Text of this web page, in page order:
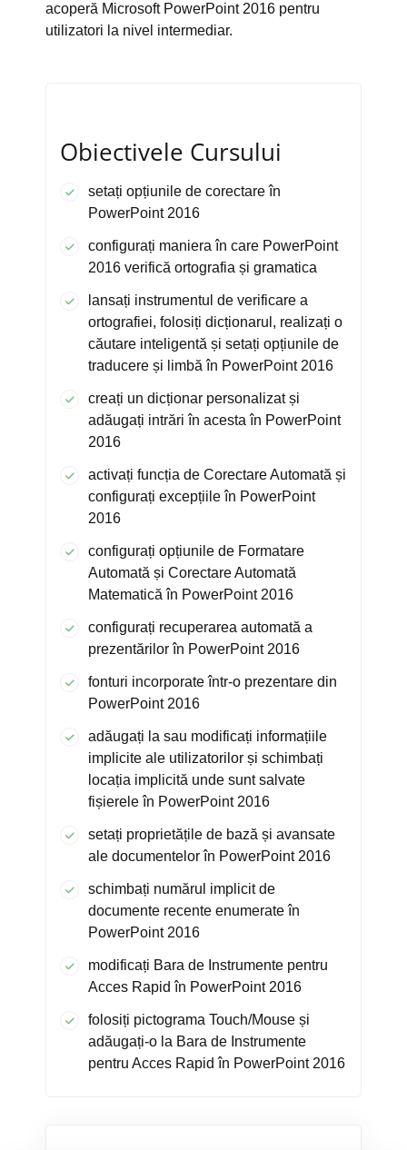
acoperă Microsoft PowerPoint 2016 pentru
utilizatori la nivel intermediar.
Obiectivele Cursului
setați opțiunile de corectare în
PowerPoint 2016
configurați maniera în care PowerPoint
2016 verifică ortografia și gramatica
lansați instrumentul de verificare a
ortografiei, folosiți dicționarul, realizați o
căutare inteligentă și setați opțiunile de
traducere și limbă în PowerPoint 2016
creați un dicționar personalizat și
adăugați intrări în acesta în PowerPoint
2016
activați funcția de Corectare Automată și
configurați excepțiile în PowerPoint
2016
configurați opțiunile de Formatare
Automată și Corectare Automată
Matematică în PowerPoint 2016
configurați recuperarea automată a
prezentărilor în PowerPoint 2016
fonturi incorporate într-o prezentare din
PowerPoint 2016
adăugați la sau modificați informațiile
implicite ale utilizatorilor și schimbați
locația implicită unde sunt salvate
fișierele în PowerPoint 2016
setați proprietățile de bază și avansate
ale documentelor în PowerPoint 2016
schimbați numărul implicit de
documente recente enumerate în
PowerPoint 2016
modificați Bara de Instrumente pentru
Acces Rapid în PowerPoint 2016
folosiți pictograma Touch/Mouse și
adăugați-o la Bara de Instrumente
pentru Acces Rapid în PowerPoint 2016